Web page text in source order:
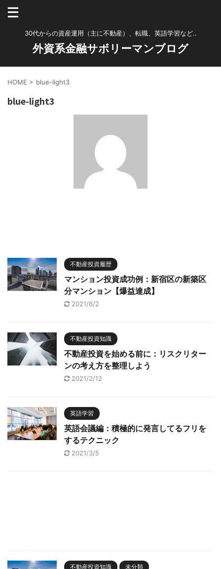
30代からの資産運用（主に不動産）、転職、英語学習など..
外資系金融サボリーマンブログ
HOME > blue-light3
blue-light3
不動産投資履歴
マンション投資成功例：新宿区の新築区
分マンション【爆益達成】
2021/6/2
不動産投資知識
不動産投資を始める前に：リスクリター
ンの考え方を整理しよう
2021/2/12
英語学習
英語会議編：積極的に発言してるフリを
するテクニック
2021/3/5
不動産投資知識 未分類